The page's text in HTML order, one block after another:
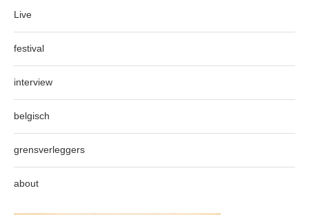
Live
festival
interview
belgisch
grensverleggers
about